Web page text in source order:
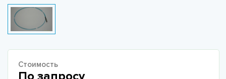
Стоимость
По запросу